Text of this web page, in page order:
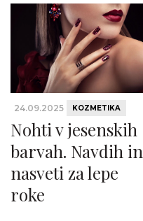
24.09.2025 KOZMETIKA
Nohti v jesenskih
barvah. Navdih in
nasveti za lepe
roke